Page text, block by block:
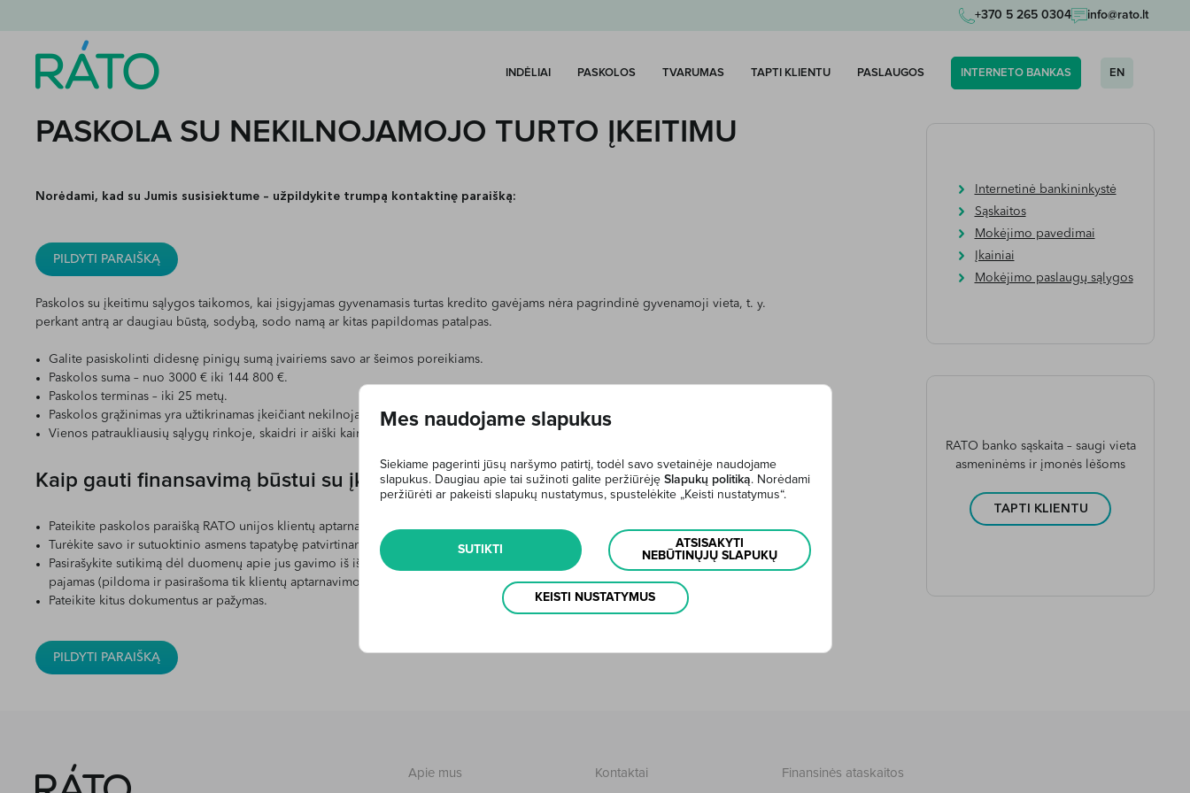
+370 5 265 0304 info@rato.lt
INDĖLIAI PASKOLOS TVARUMAS TAPTI KLIENTU PASLAUGOS INTERNETO BANKAS EN
PASKOLA SU NEKILNOJAMOJO TURTO ĮKEITIMU
Norėdami, kad su Jumis susisiektume – užpildykite trumpą kontaktinę paraišką:
PILDYTI PARAIŠKĄ
Paskolos su įkeitimu sąlygos taikomos, kai įsigyjamas gyvenamasis turtas kredito gavėjams nėra pagrindinė gyvenamoji vieta, t. y.
perkant antrą ar daugiau būstą, sodybą, sodo namą ar kitas papildomas patalpas.
Galite pasiskolinti didesnę pinigų sumą įvairiems savo ar šeimos poreikiams.
Paskolos suma – nuo 3000 € iki 144 800 €.
Paskolos terminas – iki 25 metų.
Paskolos grąžinimas yra užtikrinamas įkeičiant nekilnojamąjį turtą.
Vienos patraukliausių sąlygų rinkoje, skaidri ir aiški kainodara.
Kaip gauti finansavimą būstui su įkeitimu?
Pateikite paskolos paraišką RATO unijos klientų aptarnavimo skyriuje (paraiškos formą galite pamatyti čia).
Turėkite savo ir sutuoktinio asmens tapatybę patvirtinantį dokumentą (LR piliečio pasą, asmens tapatybės kortelę).
Pasirašykite sutikimą dėl duomenų apie jus gavimo iš išorinių duomenų bazių ir pateikite informaciją apie papildomai gaunamas
pajamas (pildoma ir pasirašoma tik klientų aptarnavimo skyriuje).
Pateikite kitus dokumentus ar pažymas.
PILDYTI PARAIŠKĄ
Internetinė bankininkystė
Sąskaitos
Mokėjimo pavedimai
Įkainiai
Mokėjimo paslaugų sąlygos
RATO banko sąskaita – saugi vieta
asmeninėms ir įmonės lėšoms
TAPTI KLIENTU
Apie mus Kontaktai Finansinės ataskaitos
Mes naudojame slapukus
Siekiame pagerinti jūsų naršymo patirtį, todėl savo svetainėje naudojame
slapukus. Daugiau apie tai sužinoti galite peržiūrėję Slapukų politiką. Norėdami
peržiūrėti ar pakeisti slapukų nustatymus, spustelėkite „Keisti nustatymus“.
SUTIKTI
ATSISAKYTI
NEBŪTINŲJŲ SLAPUKŲ
KEISTI NUSTATYMUS